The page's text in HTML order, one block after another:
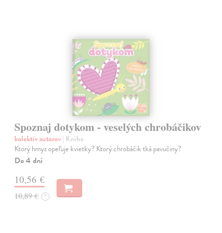
Spoznaj dotykom - veselých chrobáčikov
kolektív autorov| Kniha
Ktorý hmyz opeľuje kvietky? Ktorý chrobáčik tká pavučiny?
Do 4 dní
10,56 €
10,89 € ?